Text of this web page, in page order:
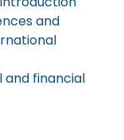
and
and financial